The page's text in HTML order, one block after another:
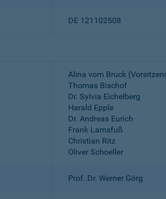
DE 121102508
Alina vom Bruck
Thomas Bischof
Dr. Sylvia Eichelberg
Harald Epple
Dr. Andreas Eurich
Frank Lamsfuß
Christian Ritz
Oliver Schoeller
Prof. Dr. Werner Görg